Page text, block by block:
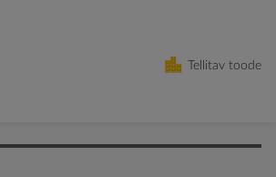
Tellitav toode